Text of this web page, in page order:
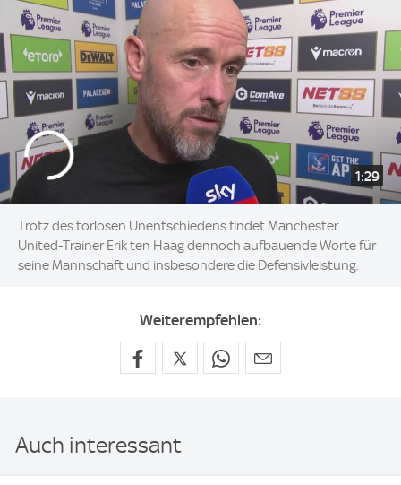
1:29
Trotz des torlosen Unentschiedens findet Manchester
United-Trainer Erik ten Haag dennoch aufbauende Worte für
seine Mannschaft und insbesondere die Defensivleistung.
Weiterempfehlen:
Auch interessant